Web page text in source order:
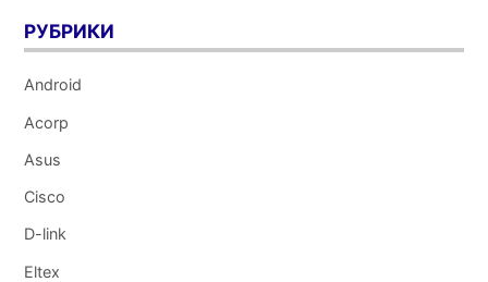
РУБРИКИ
Android
Acorp
Asus
Cisco
D-link
Eltex